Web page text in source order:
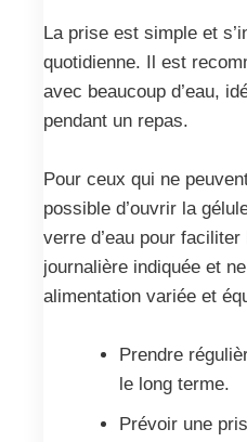
La prise est simple et
quotidienne. Il est
avec beaucoup d’eau,
pendant un repas.
Pour ceux qui ne
possible d’ouvrir la
verre d’eau pour
journalière indiquée et
alimentation variée et
Prendre
le long terme.
Prévoir une